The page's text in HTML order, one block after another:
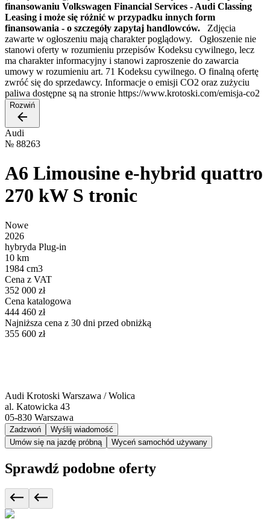
finansowaniu Volkswagen Financial Services - Audi Classing
Leasing i może się różnić w przypadku innych form
finansowania - o szczegóły zapytaj handlowców. Zdjęcia
zawarte w ogłoszeniu mają charakter poglądowy. Ogłoszenie nie
stanowi oferty w rozumieniu przepisów Kodeksu cywilnego, lecz
ma charakter informacyjny i stanowi zaproszenie do zawarcia
umowy w rozumieniu art. 71 Kodeksu cywilnego. O finalną ofertę
zwróć się do sprzedawcy. Informacje o emisji CO2 oraz zużyciu
paliwa dostępne są na stronie https://www.krotoski.com/emisja-co2
Rozwiń
Audi
№ 88263
A6 Limousine e-hybrid quattro
270 kW S tronic
Nowe
2026
hybryda Plug-in
10 km
1984 cm3
Cena z VAT
352 000 zł
Cena katalogowa
444 460 zł
Najniższa cena z 30 dni przed obniżką
355 600 zł
Audi Krotoski Warszawa / Wolica
al. Katowicka 43
05-830 Warszawa
Zadzwoń
Wyślij wiadomość
Umów się na jazdę próbną
Wyceń samochód używany
Sprawdź podobne oferty